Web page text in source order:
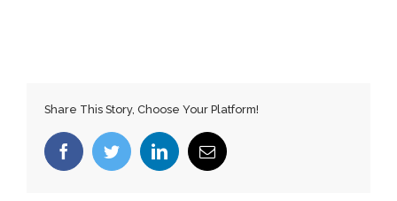
Share This Story, Choose Your Platform!
FacebookTwitterLinkedInEmail